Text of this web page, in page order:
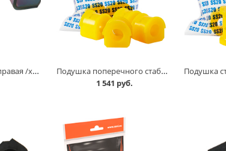
Обойма подушки правая /хомут стабилизатора/ 2101-07 в Кургане Подушка поперечного стабилизатора 2123 комплект, SS 20 в Кургане
1 541 руб.